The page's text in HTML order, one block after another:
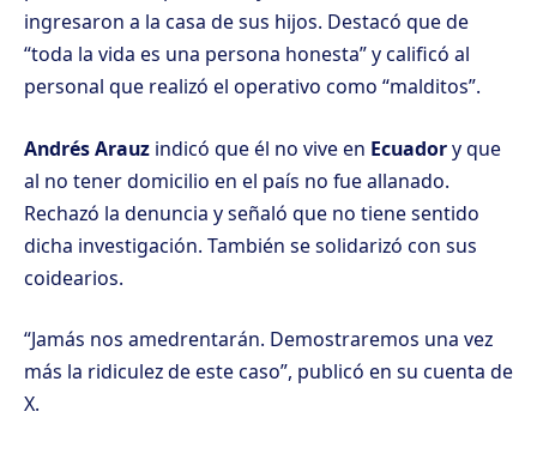
ingresaron a la casa de sus hijos. Destacó que de
“toda la vida es una persona honesta” y calificó al
personal que realizó el operativo como “malditos”.
Andrés Arauz indicó que él no vive en Ecuadory que
al no tener domicilio en el país no fue allanado.
Rechazó la denuncia y señaló que no tiene sentido
dicha investigación. También se solidarizó con sus
coidearios.
“Jamás nos amedrentarán. Demostraremos una vez
más la ridiculez de este caso”, publicó en su cuenta de
X.